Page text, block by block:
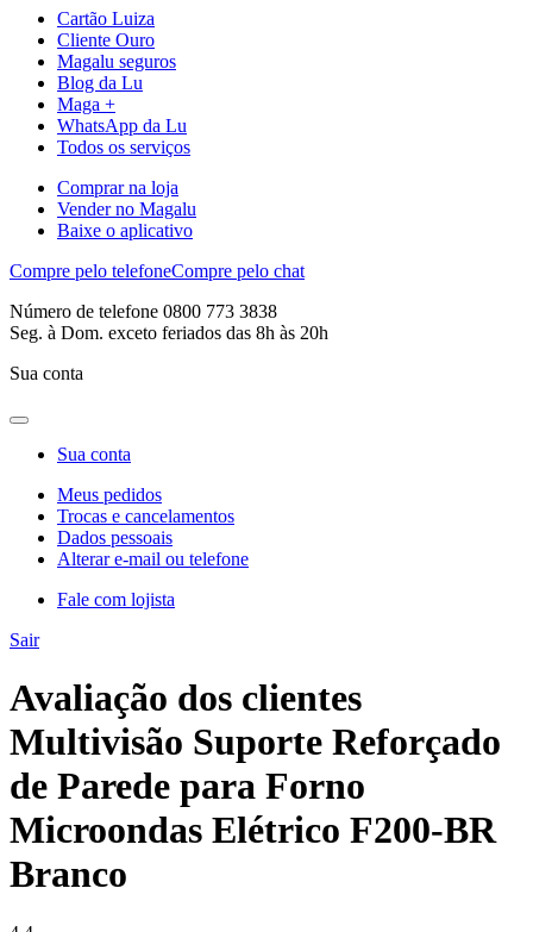
Cartão Luiza
Cliente Ouro
Magalu seguros
Blog da Lu
Maga +
WhatsApp da Lu
Todos os serviços
Comprar na loja
Vender no Magalu
Baixe o aplicativo
Compre pelo telefoneCompre pelo chat
Número de telefone 0800 773 3838
Seg. à Dom. exceto feriados das 8h às 20h
Sua conta
Sua conta
Meus pedidos
Trocas e cancelamentos
Dados pessoais
Alterar e-mail ou telefone
Fale com lojista
Sair
Avaliação dos clientes
Multivisão Suporte Reforçado
de Parede para Forno
Microondas Elétrico F200-BR
Branco